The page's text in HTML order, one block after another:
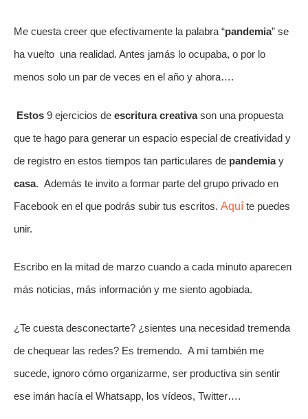
Me cuesta creer que efectivamente la palabra “pandemia” se
ha vuelto una realidad. Antes jamás lo ocupaba, o por lo
menos solo un par de veces en el año y ahora….
Estos 9 ejercicios de escritura creativason una propuesta
que te hago para generar un espacio especial de creatividad y
de registro en estos tiempos tan particulares de pandemiay
casa. Además te invito a formar parte del grupo privado en
Facebook en el que podrás subir tus escritos. Aquí te puedes
unir.
Escribo en la mitad de marzo cuando a cada minuto aparecen
más noticias, más información y me siento agobiada.
¿Te cuesta desconectarte? ¿sientes una necesidad tremenda
de chequear las redes? Es tremendo. A mí también me
sucede, ignoro cómo organizarme, ser productiva sin sentir
ese imán hacía el Whatsapp, los vídeos, Twitter….